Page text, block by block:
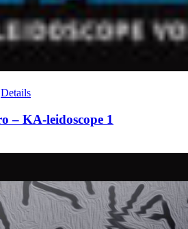
Details
– KA-leidoscope 1